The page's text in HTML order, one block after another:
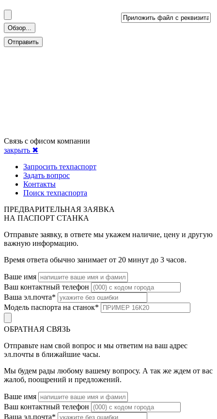
Связь с офисом компании
закрыть ✖
Запросить техпаспорт
Задать вопрос
Контакты
Поиск техпаспорта
ПРЕДВАРИТЕЛЬНАЯ ЗАЯВКА
НА ПАСПОРТ СТАНКА
Отправьте заявку, в ответе мы укажем наличие, цену и другую
важную информацию.
Время ответа обычно занимает от 20 минут до 3 часов.
Ваше имя
Ваш контактный телефон
Ваша эл.почта*
Модель паспорта на станок*
ОБРАТНАЯ СВЯЗЬ
Отправьте нам свой вопрос и мы ответим на ваш адрес
эл.почты в ближайшие часы.
Мы будем рады любому вашему вопросу. А так же ждем от вас
жалоб, поощрений и предложений.
Ваше имя
Ваш контактный телефон
Ваша эл.почта*